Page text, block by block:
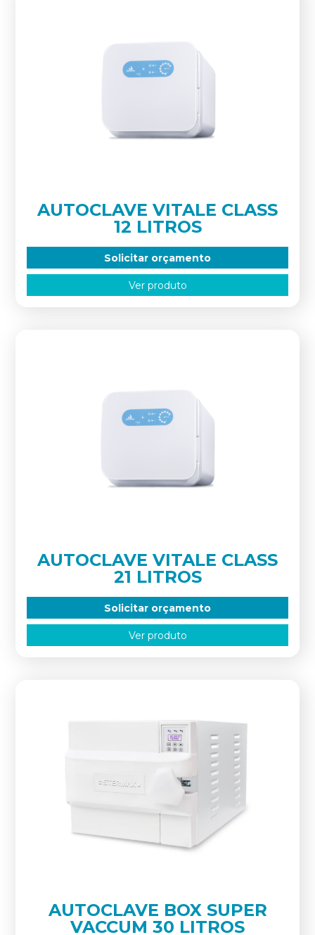
AUTOCLAVE VITALE CLASS
12 LITROS
Solicitar orçamento
Ver produto
AUTOCLAVE VITALE CLASS
21 LITROS
Solicitar orçamento
Ver produto
AUTOCLAVE BOX SUPER
VACCUM 30 LITROS